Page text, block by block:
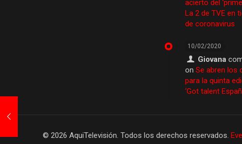
acierto del
La 2 de TVE en
de coronavirus
10/02/2020
Giovana
on Se abren los
para la quinta
‘Got talent
© 2026 AquiTelevisión. Todos los derechos reservados.